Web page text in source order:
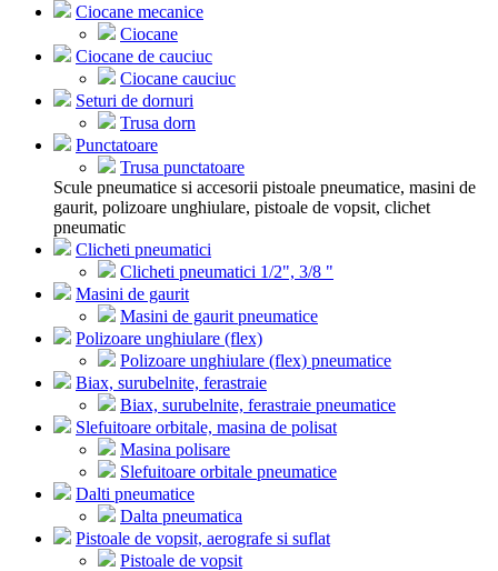
Ciocane mecanice
Ciocane
Ciocane de cauciuc
Ciocane cauciuc
Seturi de dornuri
Trusa dorn
Punctatoare
Trusa punctatoare
Scule pneumatice si accesorii pistoale pneumatice, masini de
gaurit, polizoare unghiulare, pistoale de vopsit, clichet
pneumatic
Clicheti pneumatici
Clicheti pneumatici 1/2", 3/8 "
Masini de gaurit
Masini de gaurit pneumatice
Polizoare unghiulare (flex)
Polizoare unghiulare (flex) pneumatice
Biax, surubelnite, ferastraie
Biax, surubelnite, ferastraie pneumatice
Slefuitoare orbitale, masina de polisat
Masina polisare
Slefuitoare orbitale pneumatice
Dalti pneumatice
Dalta pneumatica
Pistoale de vopsit, aerografe si suflat
Pistoale de vopsit